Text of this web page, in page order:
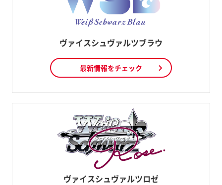
ヴァイスシュヴァルツブラウ
最新情報をチェック
ヴァイスシュヴァルツロゼ